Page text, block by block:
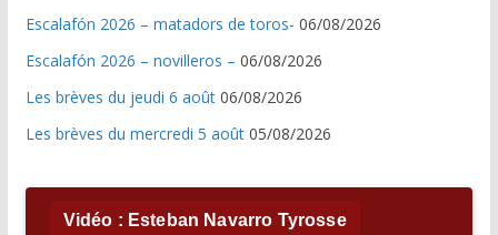
Escalafón 2026 – matadors de toros- 06/08/2026
Escalafón 2026 – novilleros – 06/08/2026
Les brèves du jeudi 6 août 06/08/2026
Les brèves du mercredi 5 août 05/08/2026
Vidéo : Esteban Navarro Tyrosse